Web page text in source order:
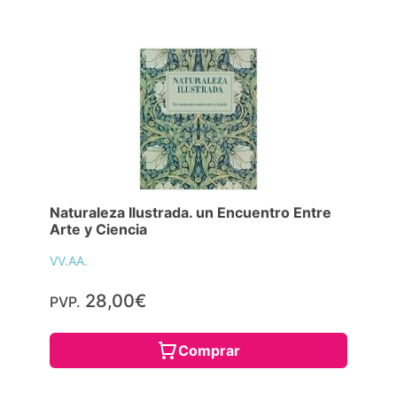
Naturaleza Ilustrada. un Encuentro Entre
Arte y Ciencia
VV.AA.
PVP. 28,00€
Comprar